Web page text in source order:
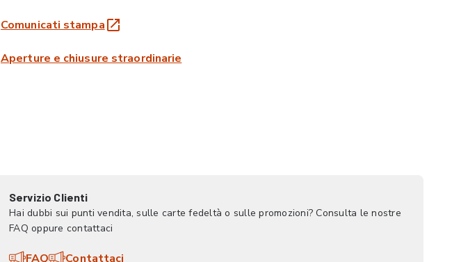
Comunicati stampa
Aperture e chiusure straordinarie
Servizio Clienti
Hai dubbi sui punti vendita, sulle carte fedeltà o sulle promozioni? Consulta le nostre
FAQ oppure contattaci
FAQ Contattaci